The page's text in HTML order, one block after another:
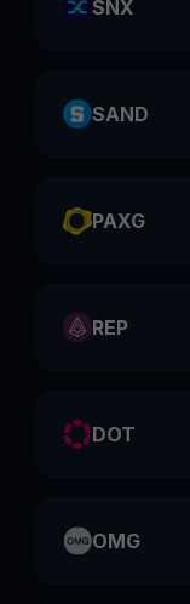
SNX
SAND
PAXG
REP
DOT
OMG